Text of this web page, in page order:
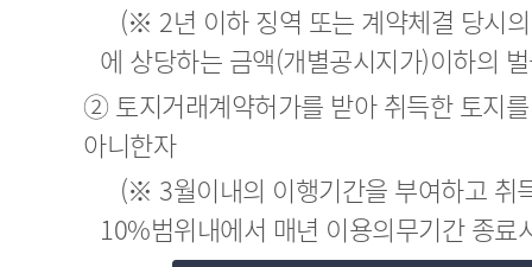
(※ 2년 이하 징역 또는 계약체결 당시
에 상당하는 금액(개별공시지가)이하의
② 토지거래계약허가를 받아 취득한 토지
아니한자
(※ 3월이내의 이행기간을 부여하고 취
10%범위내에서 매년 이용의무기간 종료